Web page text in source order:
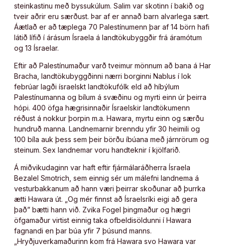
steinkastinu með byssukúlum. Salim var skotinn í bakið og
tveir aðrir eru særðust. Þar af er annað barn alvarlega sært.
Áætlað er að tæplega 70 Palestínumenn þar af 14 börn hafi
látið lífið í árásum Ísraela á landtökubyggðir frá áramótum
og 13 Ísraelar.
Eftir að Palestínumaður varð tveimur mönnum að bana á Har
Bracha, landtökubyggðinni nærri borginni Nablus í lok
febrúar lagði ísraelskt landtökufólk eld að híbýlum
Palestínumanna og bílum á svæðinu og myrti einn úr þeirra
hópi. 400 öfga hægrisinnaðir Ísraelskir landtökumenn
réðust á nokkur þorpin m.a. Hawara, myrtu einn og særðu
hundruð manna. Landnemarnir brenndu yfir 30 heimili og
100 bíla auk þess sem þeir börðu íbúana með járnrörum og
steinum. Sex landnemar voru handteknir í kjölfarið.
Á miðvikudaginn var haft eftir fjármálaráðherra Ísraela
Bezalel Smotrich, sem einnig sér um málefni landnema á
vesturbakkanum að hann væri þeirrar skoðunar að þurrka
ætti Hawara út. „Og mér finnst að Ísraelsríki eigi að gera
það” bætti hann við. Zvika Fogel þingmaður og hægri
öfgamaður virtist einnig taka ofbeldisöldunni í Hawara
fagnandi en þar búa yfir 7 þúsund manns.
„Hryðjuverkamaðurinn kom frá Hawara svo Hawara var